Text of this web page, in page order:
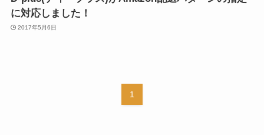
に対応しました！
2017年5月6日
1